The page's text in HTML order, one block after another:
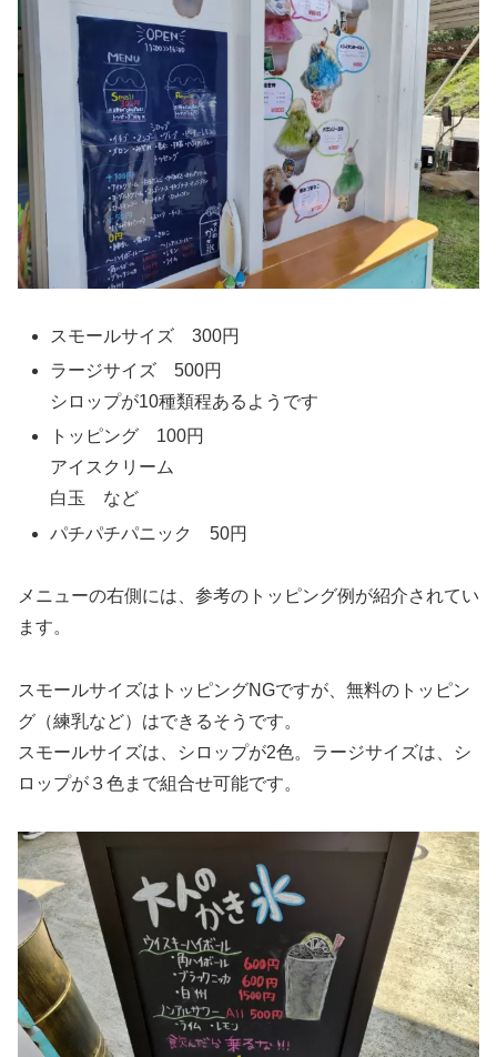
スモールサイズ 300円
ラージサイズ 500円
シロップが10種類程あるようです
トッピング 100円
アイスクリーム
白玉 など
パチパチパニック 50円
メニューの右側には、参考のトッピング例が紹介されてい
ます。
スモールサイズはトッピングNGですが、無料のトッピン
グ（練乳など）はできるそうです。
スモールサイズは、シロップが2色。ラージサイズは、シ
ロップが３色まで組合せ可能です。